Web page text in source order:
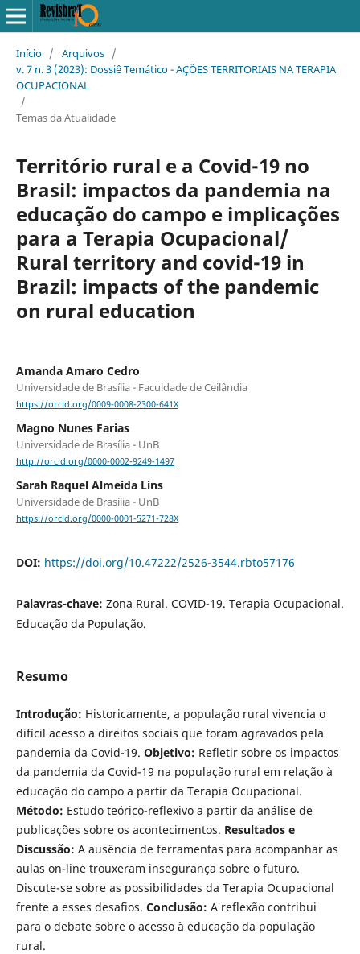
Início / Arquivos /
v. 7 n. 3 (2023): Dossiê Temático - AÇÕES TERRITORIAIS NA TERAPIA
OCUPACIONAL
/
Temas da Atualidade
Território rural e a Covid-19 no
Brasil: impactos da pandemia na
educação do campo e implicações
para a Terapia Ocupacional/
Rural territory and covid-19 in
Brazil: impacts of the pandemic
on rural education
Amanda Amaro Cedro
Universidade de Brasília - Faculdade de Ceilândia
https://orcid.org/0009-0008-2300-641X
Magno Nunes Farias
Universidade de Brasília - UnB
http://orcid.org/0000-0002-9249-1497
Sarah Raquel Almeida Lins
Universidade de Brasília - UnB
https://orcid.org/0000-0001-5271-728X
DOI: https://doi.org/10.47222/2526-3544.rbto57176
Palavras-chave: Zona Rural. COVID-19. Terapia Ocupacional.
Educação da População.
Resumo
Introdução: Historicamente, a população rural vivencia o
difícil acesso a direitos sociais que foram agravados pela
pandemia da Covid-19. Objetivo: Refletir sobre os impactos
da pandemia da Covid-19 na população rural em relação à
educação do campo a partir da Terapia Ocupacional.
Método: Estudo teórico-reflexivo a partir da análise de
publicações sobre os acontecimentos. Resultados e
Discussão: A ausência de ferramentas para acompanhar as
aulas on-line trouxeram insegurança sobre o futuro.
Discute-se sobre as possibilidades da Terapia Ocupacional
frente a esses desafios. Conclusão: A reflexão contribui
para o debate sobre o acesso à educação da população
rural.